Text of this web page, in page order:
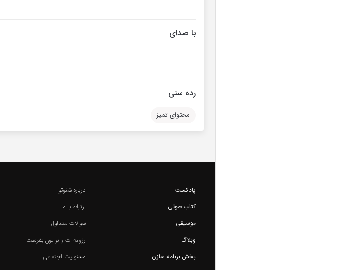
با صدای
رده سنی
محتوای تمیز
پادکست
کتاب صوتی
موسیقی
وبلاگ
بخش برنامه سازان
درباره شنوتو
ارتباط با ما
سوالات متداول
رزومه ات را برامون بفرست
مسئولیت اجتماعی